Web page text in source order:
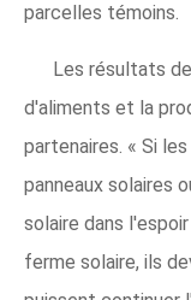
parcelles témoins.
Les résultats
d'aliments et la
partenaires. « Si
panneaux solaires
solaire dans
ferme solaire, ils